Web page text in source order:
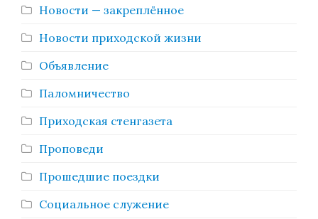
Новости — закреплённое
Новости приходской жизни
Объявление
Паломничество
Приходская стенгазета
Проповеди
Прошедшие поездки
Социальное служение